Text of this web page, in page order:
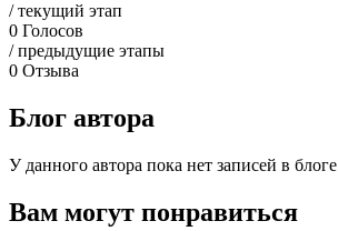
/ текущий этап
0 Голосов
/ предыдущие этапы
0 Отзыва
Блог автора
У данного автора пока нет записей в блоге
Вам могут понравиться